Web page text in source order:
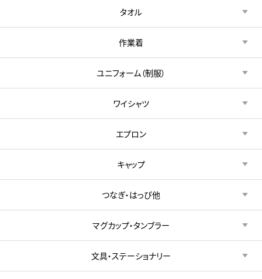
タオル
作業着
ユニフォーム（制服）
ワイシャツ
エプロン
キャップ
つなぎ・はっぴ他
マグカップ・タンブラー
文具・ステーショナリー